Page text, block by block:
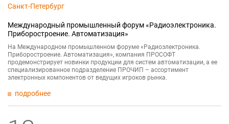
Санкт-Петербург
Международный промышленный форум «Радиоэлектроника.
Приборостроение. Автоматизация»
На Международном промышленном форуме «Радиоэлектроника.
Приборостроение. Автоматизация», компания ПРОСОФТ
продемонстрирует новинки продукции для систем автоматизации, а ее
специализированное подразделение ПРОЧИП – ассортимент
электронных компонентов от ведущих игроков рынка.
подробнее